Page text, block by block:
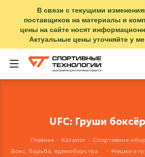
В связи с текущими
поставщиков на материалы и
цены на сайте носят
Актуальные цены уточняйте у
UFC: Груши
Главная - Каталог - Спортивное
Бокс, борьба, единоборства
- Мешки и